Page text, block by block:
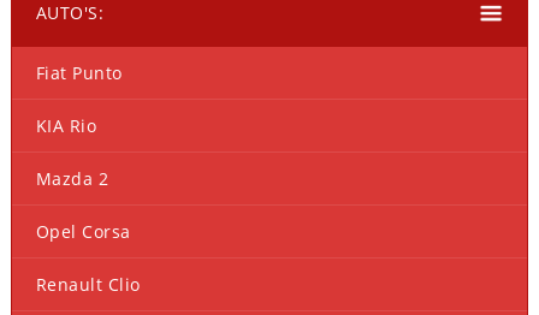
AUTO'S:
Fiat Punto
KIA Rio
Mazda 2
Opel Corsa
Renault Clio